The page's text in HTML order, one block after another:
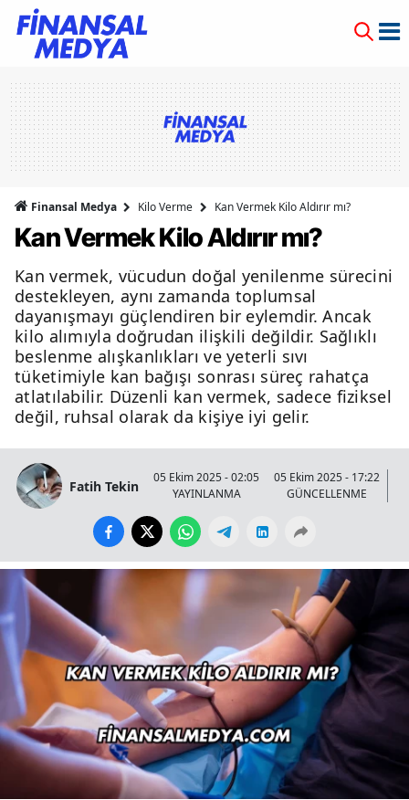
Finansal Medya Kilo Verme Kan Vermek Kilo Aldırır mı?
Kan Vermek Kilo Aldırır mı?
Kan vermek, vücudun doğal yenilenme sürecini
destekleyen, aynı zamanda toplumsal
dayanışmayı güçlendiren bir eylemdir. Ancak
kilo alımıyla doğrudan ilişkili değildir. Sağlıklı
beslenme alışkanlıkları ve yeterli sıvı
tüketimiyle kan bağışı sonrası süreç rahatça
atlatılabilir. Düzenli kan vermek, sadece fiziksel
değil, ruhsal olarak da kişiye iyi gelir.
Fatih Tekin
05 Ekim 2025 - 02:05
YAYINLANMA
05 Ekim 2025 - 17:22
GÜNCELLENME